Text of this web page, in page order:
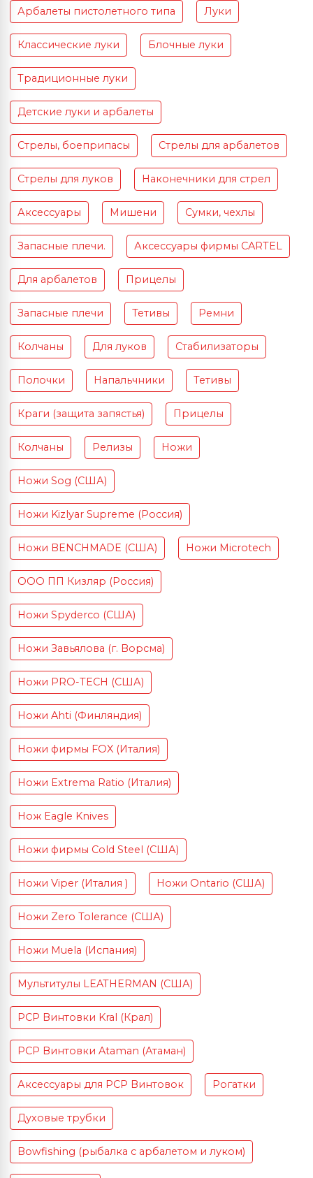
Арбалеты пистолетного типа Луки
Классические луки Блочные луки
Традиционные луки
Детские луки и арбалеты
Стрелы, боеприпасы Стрелы для арбалетов
Стрелы для луков Наконечники для стрел
Аксессуары Мишени Сумки, чехлы
Запасные плечи. Аксессуары фирмы CARTEL
Для арбалетов Прицелы
Запасные плечи Тетивы Ремни
Колчаны Для луков Стабилизаторы
Полочки Напальчники Тетивы
Краги (защита запястья) Прицелы
Колчаны Релизы Ножи
Ножи Sog (США)
Ножи Kizlyar Supreme (Россия)
Ножи BENCHMADE (США) Ножи Microtech
ООО ПП Кизляр (Россия)
Ножи Spyderco (США)
Ножи Завьялова (г. Ворсма)
Ножи PRO-TECH (США)
Ножи Ahti (Финляндия)
Ножи фирмы FOX (Италия)
Ножи Extrema Ratio (Италия)
Нож Eagle Knives
Ножи фирмы Cold Steel (США)
Ножи Viper (Италия ) Ножи Ontario (США)
Ножи Zero Tolerance (США)
Ножи Muela (Испания)
Мультитулы LEATHERMAN (США)
PCP Винтовки Kral (Крал)
PCP Винтовки Ataman (Атаман)
Аксессуары для PCP Винтовок Рогатки
Духовые трубки
Bowfishing (рыбалка с арбалетом и луком)